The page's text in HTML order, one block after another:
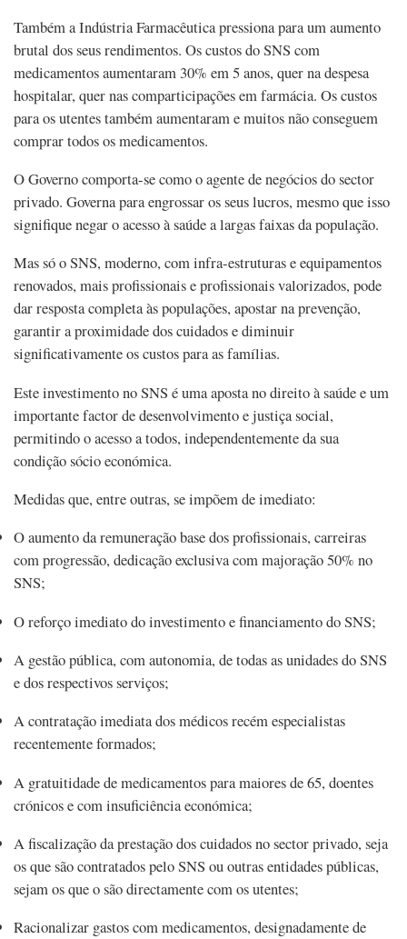
Também a Indústria Farmacêutica pressiona para um aumento
brutal dos seus rendimentos. Os custos do SNS com
medicamentos aumentaram 30% em 5 anos, quer na despesa
hospitalar, quer nas comparticipações em farmácia. Os custos
para os utentes também aumentaram e muitos não conseguem
comprar todos os medicamentos.
O Governo comporta-se como o agente de negócios do sector
privado. Governa para engrossar os seus lucros, mesmo que isso
signifique negar o acesso à saúde a largas faixas da população.
Mas só o SNS, moderno, com infra-estruturas e equipamentos
renovados, mais profissionais e profissionais valorizados, pode
dar resposta completa às populações, apostar na prevenção,
garantir a proximidade dos cuidados e diminuir
significativamente os custos para as famílias.
Este investimento no SNS é uma aposta no direito à saúde e um
importante factor de desenvolvimento e justiça social,
permitindo o acesso a todos, independentemente da sua
condição sócio económica.
Medidas que, entre outras, se impõem de imediato:
O aumento da remuneração base dos profissionais, carreiras
com progressão, dedicação exclusiva com majoração 50% no
SNS;
O reforço imediato do investimento e financiamento do SNS;
A gestão pública, com autonomia, de todas as unidades do SNS
e dos respectivos serviços;
A contratação imediata dos médicos recém especialistas
recentemente formados;
A gratuitidade de medicamentos para maiores de 65, doentes
crónicos e com insuficiência económica;
A fiscalização da prestação dos cuidados no sector privado, seja
os que são contratados pelo SNS ou outras entidades públicas,
sejam os que o são directamente com os utentes;
Racionalizar gastos com medicamentos, designadamente de